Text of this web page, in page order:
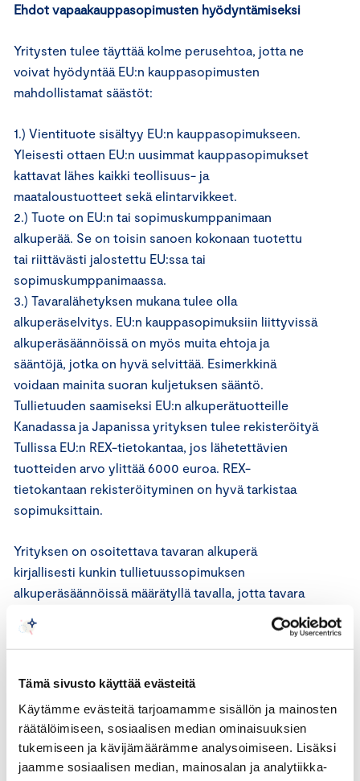
Tämä sivusto käyttää evästeitä
Käytämme evästeitä tarjoamamme sisällön ja mainosten
räätälöimiseen, sosiaalisen median ominaisuuksien
tukemiseen ja kävijämäärämme analysoimiseen. Lisäksi
jaamme sosiaalisen median, mainosalan ja analytiikka-
Ehdot vapaakauppasopimusten hyödyntämiseksi
Yritysten tulee täyttää kolme perusehtoa, jotta ne
voivat hyödyntää EU:n kauppasopimusten
mahdollistamat säästöt:
1.) Vientituote sisältyy EU:n kauppasopimukseen.
Yleisesti ottaen EU:n uusimmat kauppasopimukset
kattavat lähes kaikki teollisuus- ja
maataloustuotteet sekä elintarvikkeet.
2.) Tuote on EU:n tai sopimuskumppanimaan
alkuperää. Se on toisin sanoen kokonaan tuotettu
tai riittävästi jalostettu EU:ssa tai
sopimuskumppanimaassa.
3.) Tavaralähetyksen mukana tulee olla
alkuperäselvitys. EU:n kauppasopimuksiin liittyvissä
alkuperäsäännöissä on myös muita ehtoja ja
sääntöjä, jotka on hyvä selvittää. Esimerkkinä
voidaan mainita suoran kuljetuksen sääntö.
Tullietuuden saamiseksi EU:n alkuperätuotteille
Kanadassa ja Japanissa yrityksen tulee rekisteröityä
Tullissa EU:n REX-tietokantaa, jos lähetettävien
tuotteiden arvo ylittää 6000 euroa. REX-
tietokantaan rekisteröityminen on hyvä tarkistaa
sopimuksittain.
Yrityksen on osoitettava tavaran alkuperä
kirjallisesti kunkin tullietuussopimuksen
alkuperäsäännöissä määrätyllä tavalla, jotta tavara
Ensin yrityksen tulee selvittää vientituotteen
tullinimike eli CN-koodi ja tarkastaa EU:n komission
vapaakauppa- tai muu tullietuussopimus EU:n